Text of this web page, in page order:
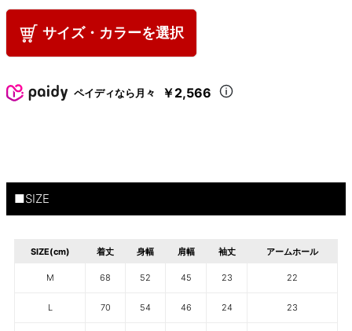
サイズ・カラーを選択
ペイディなら月々 ￥2,566
■SIZE
SIZE(cm) 着丈 身幅 肩幅 袖丈 アームホール
M 68 52 45 23 22
L 70 54 46 24 23